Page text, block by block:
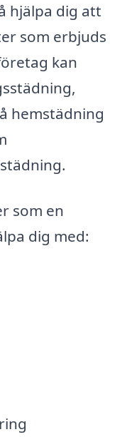
hjälpa dig att
som erbjuds
kan
hemstädning
som en
dig med: